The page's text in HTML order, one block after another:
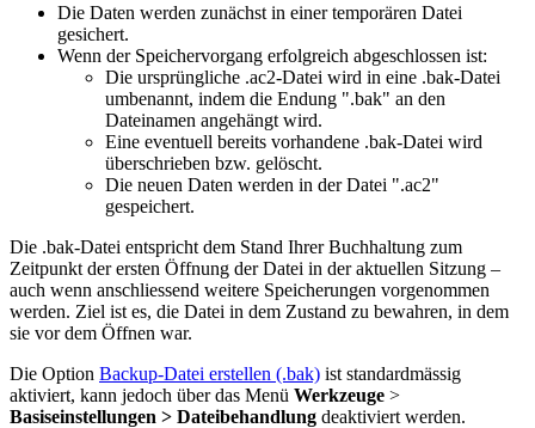
Die Daten werden zunächst in einer temporären Datei
gesichert.
Wenn der Speichervorgang erfolgreich abgeschlossen ist:
Die ursprüngliche .ac2-Datei wird in eine .bak-Datei
umbenannt, indem die Endung ".bak" an den
Dateinamen angehängt wird.
Eine eventuell bereits vorhandene .bak-Datei wird
überschrieben bzw. gelöscht.
Die neuen Daten werden in der Datei ".ac2"
gespeichert.
Die .bak-Datei entspricht dem Stand Ihrer Buchhaltung zum
Zeitpunkt der ersten Öffnung der Datei in der aktuellen Sitzung –
auch wenn anschliessend weitere Speicherungen vorgenommen
werden. Ziel ist es, die Datei in dem Zustand zu bewahren, in dem
sie vor dem Öffnen war.
Die Option Backup-Datei erstellen (.bak) ist standardmässig
aktiviert, kann jedoch über das Menü Werkzeuge >
Basiseinstellungen > Dateibehandlung deaktiviert werden.